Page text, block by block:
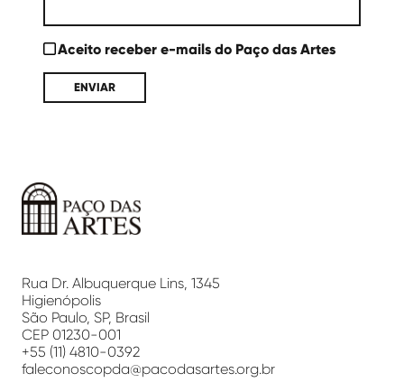
Aceito receber e-mails do Paço das Artes
Artes
Rua Dr. Albuquerque Lins, 1345
Higienópolis
São Paulo, SP, Brasil
CEP 01230-001
+55 (11) 4810-0392
faleconoscopda@pacodasartes.org.br